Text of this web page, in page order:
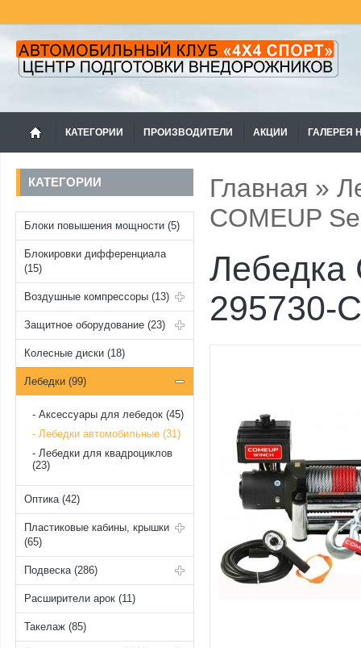
КАТЕГОРИИ ПРОИЗВОДИТЕЛИ АКЦИИ ГАЛЕРЕЯ
КАТЕГОРИИ
Блоки повышения мощности (5)
Блокировки дифференциала
(15)
Воздушные компрессоры (13)
Защитное оборудование (23)
Колесные диски (18)
Лебедки (99)
Аксессуары для лебедок (45)
Лебедки автомобильные (31)
Лебедки для квадроциклов
(23)
Оптика (42)
Пластиковые кабины, крышки
(65)
Подвеска (286)
Расширители арок (11)
Такелаж (85)
Главная »
COMEUP
Лебедка
295730-